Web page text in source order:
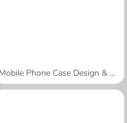
Mobile Phone Case Design & DIY